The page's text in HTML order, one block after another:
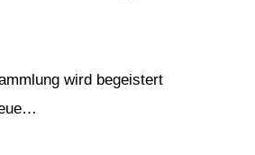
wird begeistert